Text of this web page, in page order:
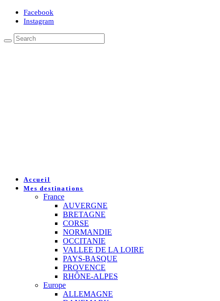
Facebook
Instagram
Accueil
Mes destinations
France
AUVERGNE
BRETAGNE
CORSE
NORMANDIE
OCCITANIE
VALLEE DE LA LOIRE
PAYS-BASQUE
PROVENCE
RHÔNE-ALPES
Europe
ALLEMAGNE